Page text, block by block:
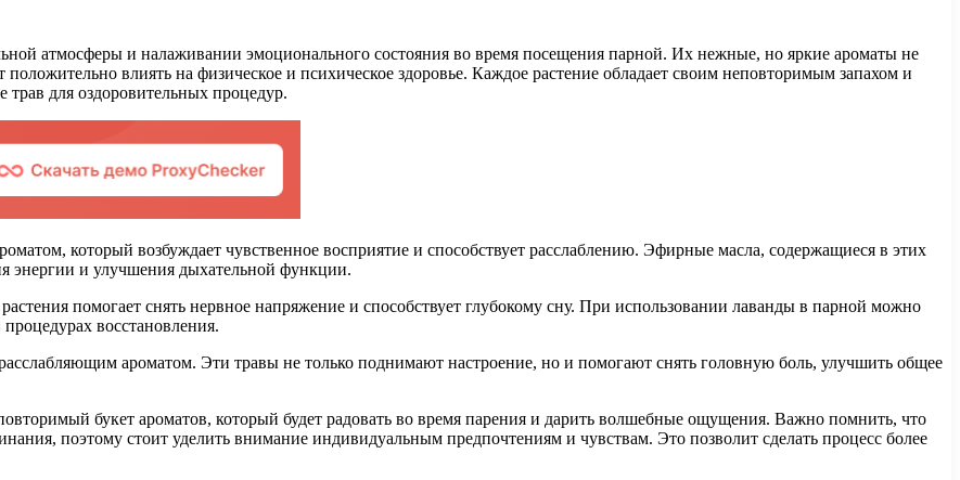
атмосферы и налаживании эмоционального состояния во время посещения парной. Их нежные, но яркие ароматы не
влиять на физическое и психическое здоровье. Каждое растение обладает своим неповторимым запахом и
для оздоровительных процедур.
который возбуждает чувственное восприятие и способствует расслаблению. Эфирные масла, содержащиеся в этих
энергии и улучшения дыхательной функции.
помогает снять нервное напряжение и способствует глубокому сну. При использовании лаванды в парной можно
восстановления.
ароматом. Эти травы не только поднимают настроение, но и помогают снять головную боль, улучшить общее
букет ароматов, который будет радовать во время парения и дарить волшебные ощущения. Важно помнить, что
поэтому стоит уделить внимание индивидуальным предпочтениям и чувствам. Это позволит сделать процесс более